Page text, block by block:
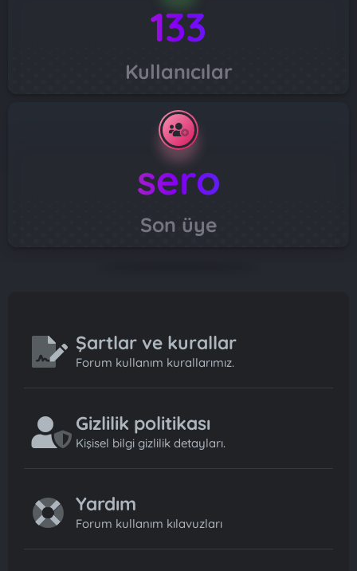
133
Kullanıcılar
sero
Son üye
Şartlar ve kurallar
Forum kullanım kurallarımız.
Gizlilik politikası
Kişisel bilgi gizlilik detayları.
Yardım
Forum kullanım kılavuzları